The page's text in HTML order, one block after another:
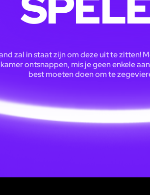
zal in staat zijn om deze uit te zitten!
ontsnappen, mis je geen enkele
best moeten doen om te